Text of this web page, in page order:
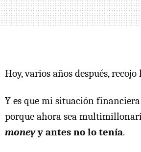
Hoy, varios años después,
Y es que mi situación
porque ahora sea
moneyy antes no lo tenía.